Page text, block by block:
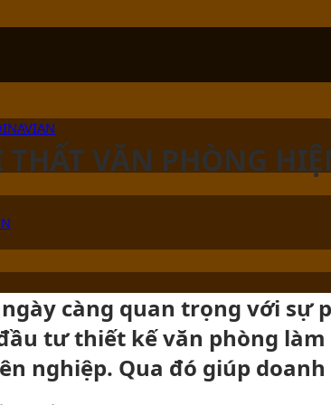
VĂN PHÒNG
càng quan trọng với sự
tư thiết kế văn phòng
nghiệp. Qua đó giúp